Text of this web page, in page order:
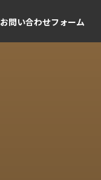
お問い合わせフォーム